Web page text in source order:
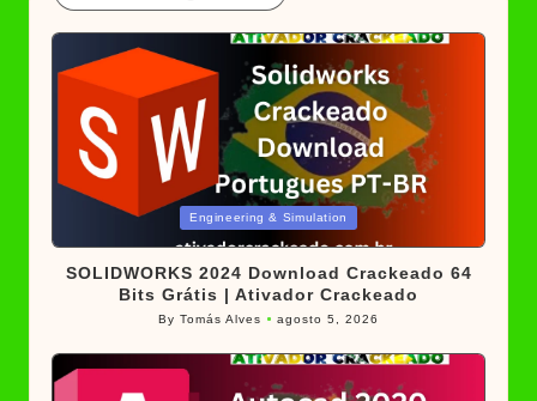
Engineering & Simulation
SOLIDWORKS 2024 Download Crackeado 64
Bits Grátis | Ativador Crackeado
Posted
ByTomás Alves agosto 5, 2026